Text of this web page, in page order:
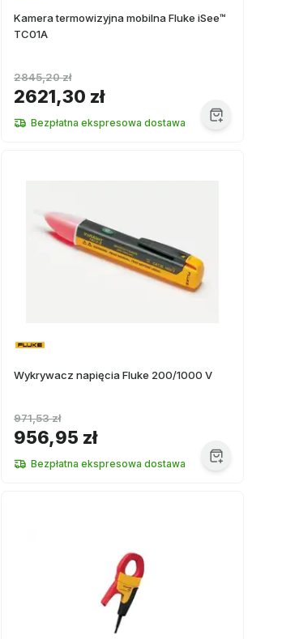
Kamera termowizyjna mobilna Fluke iSee™
TC01A
2621,30 zł
2845,20 zł
Bezpłatna ekspresowa dostawa
Wykrywacz napięcia Fluke 200/1000 V
956,95 zł
971,53 zł
Bezpłatna ekspresowa dostawa